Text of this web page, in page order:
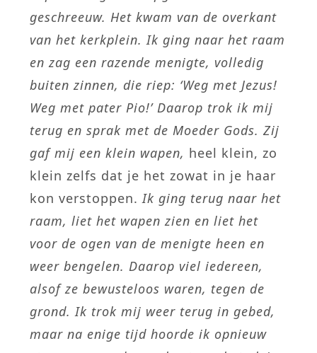
geschreeuw. Het kwam van de overkant
van het kerkplein. Ik ging naar het raam
en zag een razende menigte, volledig
buiten zinnen, die riep: ‘Weg met Jezus!
Weg met pater Pio!’ Daarop trok ik mij
terug en sprak met de Moeder Gods. Zij
gaf mij een klein wapen, heel klein, zo
klein zelfs dat je het zowat in je haar
kon verstoppen.Ik ging terug naar het
raam, liet het wapen zien en liet het
voor de ogen van de menigte heen en
weer bengelen. Daarop viel iedereen,
alsof ze bewusteloos waren, tegen de
grond. Ik trok mij weer terug in gebed,
maar na enige tijd hoorde ik opnieuw